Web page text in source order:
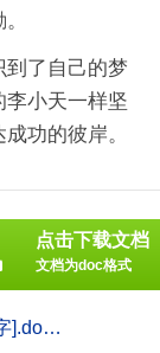
到了自己的梦
李小天一样坚
功的彼岸。
《跑出一片天的观后心得小学[此文共1999字].doc》
点击下载文档
文档为doc格式